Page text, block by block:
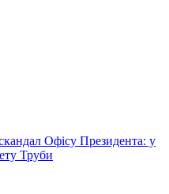
Офісу Президента: у
Труби